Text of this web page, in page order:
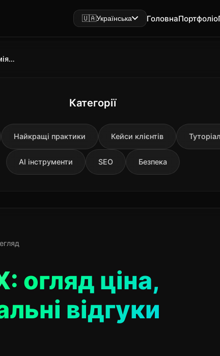
🇺🇦Українська ГоловнаПортфоліо
Робот NEO від 1X: огляд ціна, автономія та реальні відгуки
Категорії
Найкращі практики Кейси клієнтів
AI інструменти SEO Безпека
огляд ціна,
відгуки